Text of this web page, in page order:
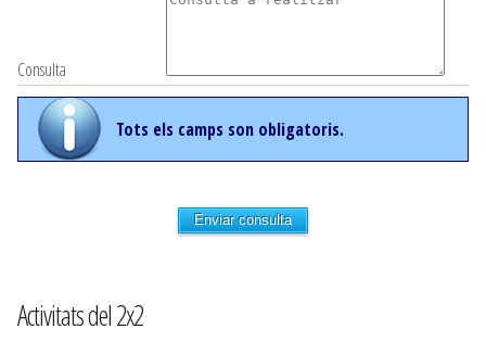
Consulta
Tots els camps son obligatoris.
Enviar consulta
Activitats del 2x2